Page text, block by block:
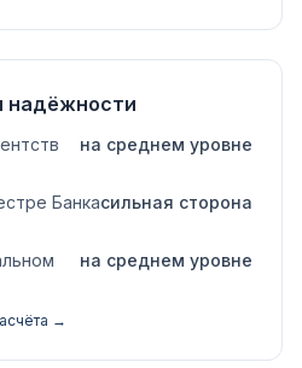
надёжности
на среднем уровне
Банкасильная сторона
на среднем уровне
→